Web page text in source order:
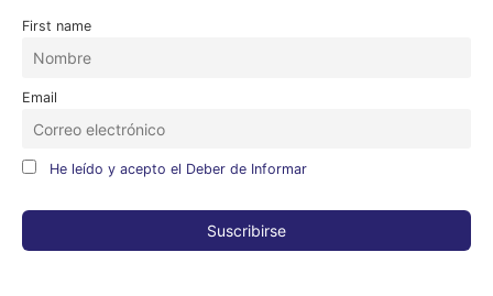
First name
Email
He leído y acepto el Deber de Informar